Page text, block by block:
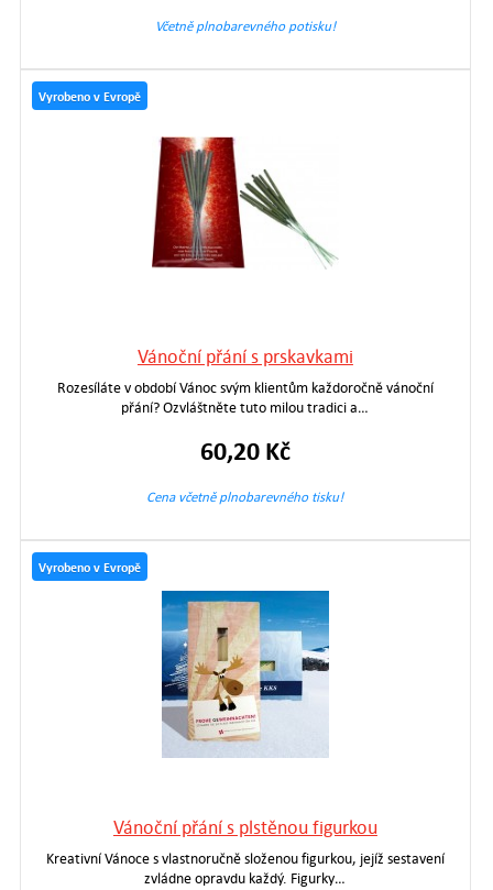
Včetně plnobarevného potisku!
Vyrobeno v Evropě
Vánoční přání s prskavkami
Rozesíláte v období Vánoc svým klientům každoročně vánoční
přání? Ozvláštněte tuto milou tradici a…
60,20 Kč
Cena včetně plnobarevného tisku!
Vyrobeno v Evropě
Vánoční přání s plstěnou figurkou
Kreativní Vánoce s vlastnoručně složenou figurkou, jejíž sestavení
zvládne opravdu každý. Figurky…